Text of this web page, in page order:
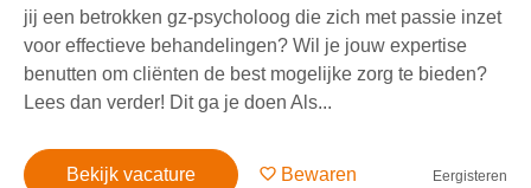
jij een betrokken gz-psycholoog die zich met passie inzet
voor effectieve behandelingen? Wil je jouw expertise
benutten om cliënten de best mogelijke zorg te bieden?
Lees dan verder! Dit ga je doen Als...
Bekijk vacature Bewaren Eergisteren